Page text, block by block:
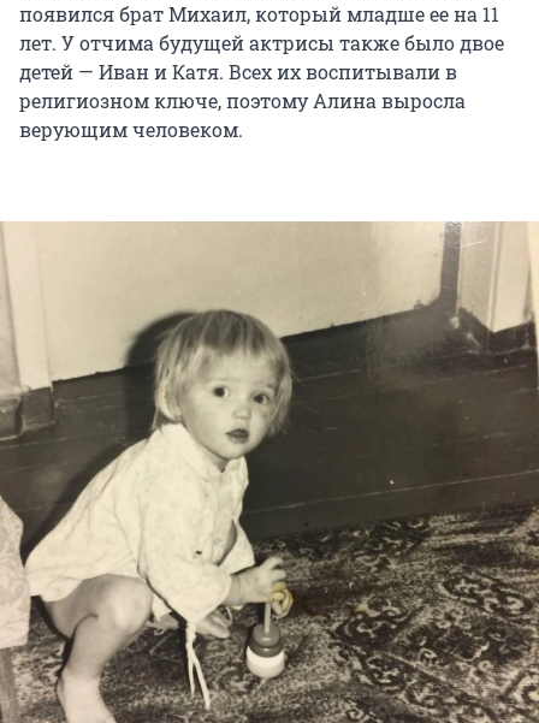
появился брат Михаил, который младше ее на 11
лет. У отчима будущей актрисы также было двое
детей — Иван и Катя. Всех их воспитывали в
религиозном ключе, поэтому Алина выросла
верующим человеком.